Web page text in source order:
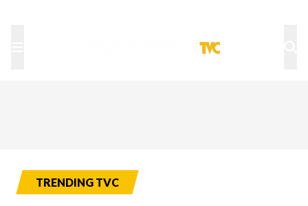
TRENDING TVC